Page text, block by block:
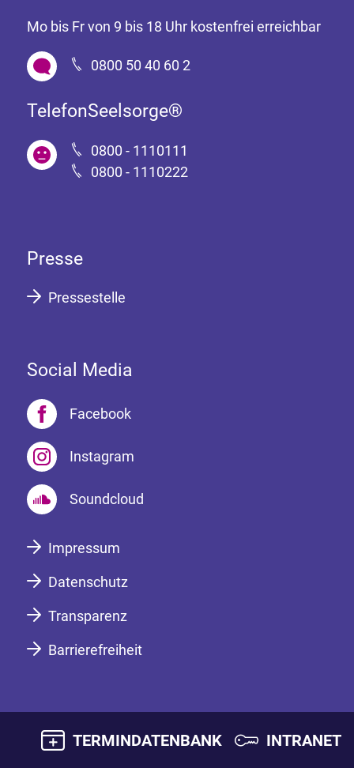
Mo bis Fr von 9 bis 18 Uhr kostenfrei erreichbar
0800 50 40 60 2
TelefonSeelsorge®
0800 - 1110111
0800 - 1110222
Presse
Pressestelle
Social Media
Facebook
Instagram
Soundcloud
Impressum
Datenschutz
Transparenz
Barrierefreiheit
TERMINDATENBANK INTRANET